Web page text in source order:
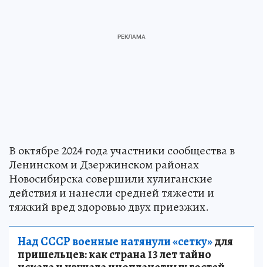
В октябре 2024 года участники сообщества в
Ленинском и Дзержинском районах
Новосибирска совершили хулиганские
действия и нанесли средней тяжести и
тяжкий вред здоровью двух приезжих.
Над СССР военные натянули «сетку»для
пришельцев: как страна 13 лет тайно